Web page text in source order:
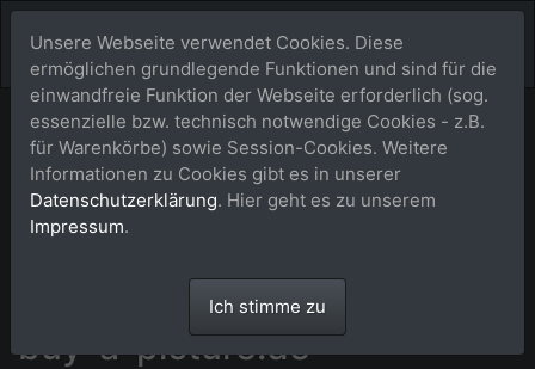
Bitte Kontaktdaten eintragen und auf [absenden] klicken.
*) Felder mit einem Stern dürfen nicht leer bleiben. **) Wir bitten um
Verständnis dafür, dass wir ausschließlich an Kunden in Deutschland
Anfrage an das Team von
buy-a-picture.de
Unsere Webseite verwendet Cookies. Diese
ermöglichen grundlegende Funktionen und sind für die
einwandfreie Funktion der Webseite erforderlich (sog.
essenzielle bzw. technisch notwendige Cookies - z.B.
für Warenkörbe) sowie Session-Cookies. Weitere
Informationen zu Cookies gibt es in unserer
Datenschutzerklärung. Hier geht es zu unserem
Impressum.
Ich stimme zu